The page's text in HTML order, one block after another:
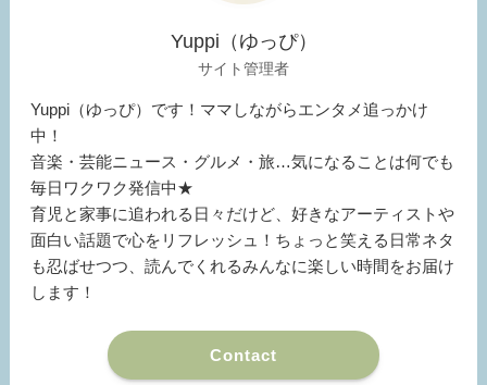
Yuppi（ゆっぴ）
サイト管理者
Yuppi（ゆっぴ）です！ママしながらエンタメ追っかけ
中！
音楽・芸能ニュース・グルメ・旅…気になることは何でも
毎日ワクワク発信中★
育児と家事に追われる日々だけど、好きなアーティストや
面白い話題で心をリフレッシュ！ちょっと笑える日常ネタ
も忍ばせつつ、読んでくれるみんなに楽しい時間をお届け
します！
Contact